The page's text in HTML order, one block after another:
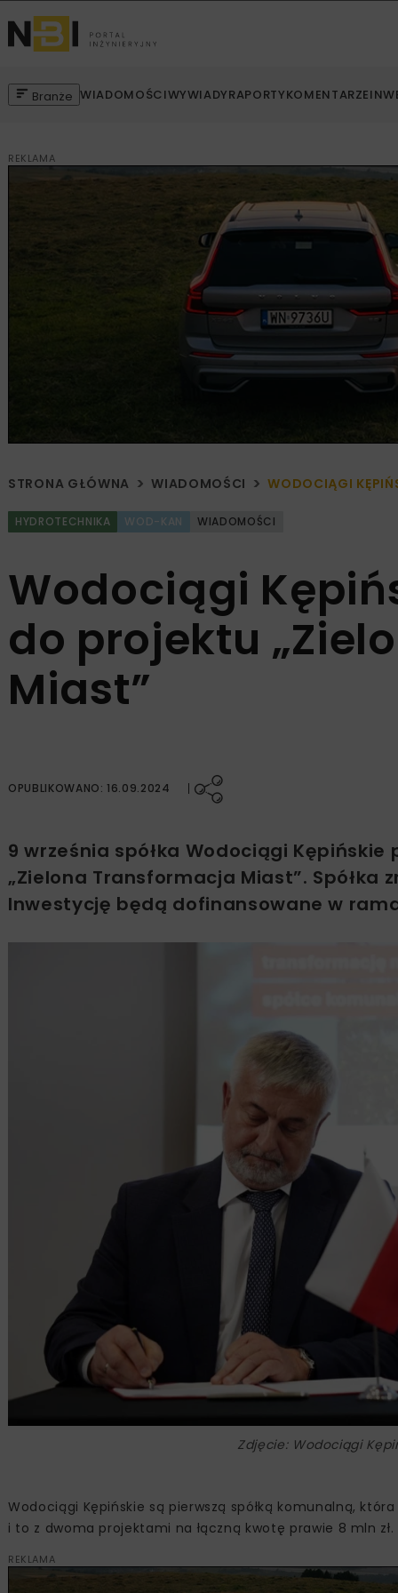
Branże WIADOMOŚCIWYWIADYRAPORTYKOMENTARZE
REKLAMA
STRONA GŁÓWNA WIADOMOŚCI WODOCIĄGI
HYDROTECHNIKA WOD-KAN WIADOMOŚCI
Wodociągi
do projektu
Miast”
OPUBLIKOWANO: 16.09.2024
9 września spółka Wodociągi
„Zielona Transformacja Miast”.
Inwestycję będą dofinansowane w
Zdjęcie: Wodociągi
Wodociągi Kępińskie są pierwszą spółką komunalną,
i to z dwoma projektami na łączną kwotę prawie 8 mln zł.
REKLAMA